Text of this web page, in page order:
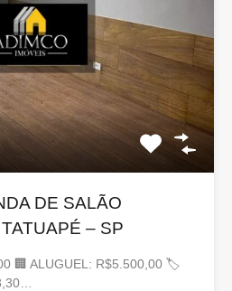
DE SALÃO
– SP
🏢 ALUGUEL: R$5.500,00 🏷